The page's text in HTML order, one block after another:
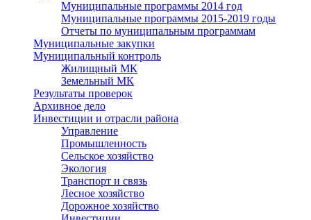
Муниципальные программы 2014 год
Муниципальные программы 2015-2019 годы
Отчеты по муниципальным программам
Муниципальные закупки
Муниципальный контроль
Жилищный МК
Земельный МК
Результаты проверок
Архивное дело
Инвестиции и отрасли района
Управление
Промышленность
Сельское хозяйство
Экология
Транспорт и связь
Лесное хозяйство
Дорожное хозяйство